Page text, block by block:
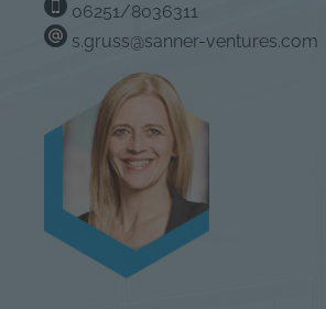
06251/8036311
s.gruss@sanner-ventures.com